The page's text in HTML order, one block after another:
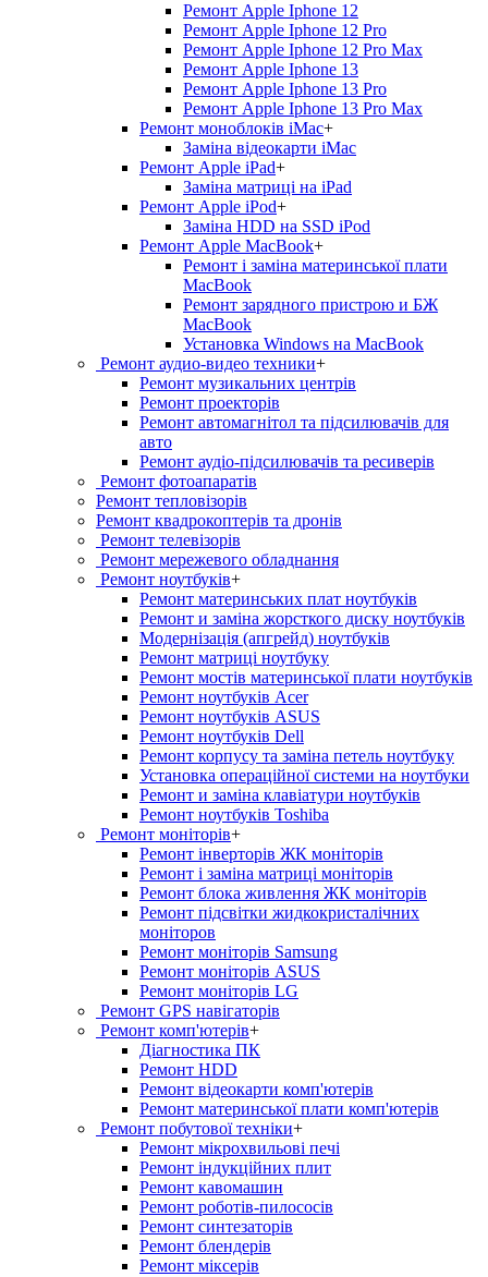
Ремонт Apple Iphone 12
Ремонт Apple Iphone 12 Pro
Ремонт Apple Iphone 12 Pro Max
Ремонт Apple Iphone 13
Ремонт Apple Iphone 13 Pro
Ремонт Apple Iphone 13 Pro Max
Ремонт моноблоків iMac+
Заміна відеокарти iMac
Ремонт Apple iPad+
Заміна матриці на iPad
Ремонт Apple iPod+
Заміна HDD на SSD iPod
Ремонт Apple MacBook+
Ремонт і заміна материнської плати
MacBook
Ремонт зарядного пристрою и БЖ
MacBook
Установка Windows на MacBook
Ремонт аудио-видео техники+
Ремонт музикальних центрів
Ремонт проекторів
Ремонт автомагнітол та підсилювачів для
авто
Ремонт аудіо-підсилювачів та ресиверів
Ремонт фотоапаратів
Ремонт тепловізорів
Ремонт квадрокоптерів та дронів
Ремонт телевізорів
Ремонт мережевого обладнання
Ремонт ноутбуків+
Ремонт материнських плат ноутбуків
Ремонт и заміна жорсткого диску ноутбуків
Модернізація (апгрейд) ноутбуків
Ремонт матриці ноутбуку
Ремонт мостів материнської плати ноутбуків
Ремонт ноутбуків Acer
Ремонт ноутбуків ASUS
Ремонт ноутбуків Dell
Ремонт корпусу та заміна петель ноутбуку
Установка операційної системи на ноутбуки
Ремонт и заміна клавіатури ноутбуків
Ремонт ноутбуків Toshiba
Ремонт моніторів+
Ремонт інверторів ЖК моніторів
Ремонт і заміна матриці моніторів
Ремонт блока живлення ЖК моніторів
Ремонт підсвітки жидкокристалічних
моніторов
Ремонт моніторів Samsung
Ремонт моніторів ASUS
Ремонт моніторів LG
Ремонт GPS навігаторів
Ремонт комп'ютерів+
Діагностика ПК
Ремонт HDD
Ремонт відеокарти комп'ютерів
Ремонт материнської плати комп'ютерів
Ремонт побутової техніки+
Ремонт мікрохвильові печі
Ремонт індукційних плит
Ремонт кавомашин
Ремонт роботів-пилососів
Ремонт синтезаторів
Ремонт блендерiв
Ремонт мiксерiв